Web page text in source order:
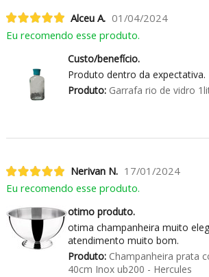
Alceu A. 01/04/2024
Eu recomendo esse produto.
Custo/benefício.
Produto dentro da
Produto:Garrafa rio de vidro
Nerivan N. 17/01/2024
Eu recomendo esse produto.
otimo produto.
otima champanheira muito
atendimento muito bom.
Produto:Champanheira prata
40cm Inox ub200 - Hercules